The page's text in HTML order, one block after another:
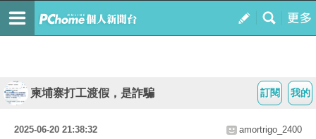
我的
訂閱
柬埔寨打工渡假，是詐騙
2025-06-20 21:38:32 amortrigo_2400